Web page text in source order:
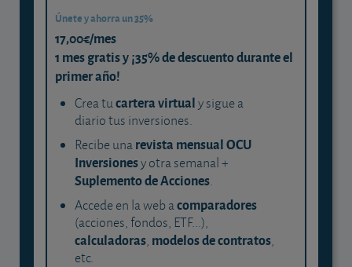
Únete y ahorra un 35%
17,00€/mes
1 mes gratis y ¡35% de descuento durante el
primer año!
Crea tucartera virtualy sigue a
diario tus inversiones.
Recibe unarevista mensual OCU
Inversionesy otra semanal +
Suplemento de Acciones.
Accede en la web acomparadores
(acciones, fondos, ETF...),
calculadoras, modelos de contratos,
etc.